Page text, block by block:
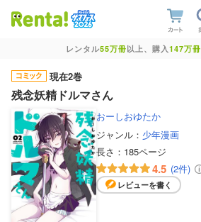
レンタル55万冊以上、購入147万冊
現在2巻
残念妖精ドルマさん
おーしおゆたか
ジャンル： 少年漫画
長さ： 185ページ
4.5 (2件)
レビューを書く